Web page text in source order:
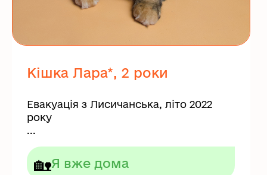
Кішка Лара*, 2 роки
Евакуація з Лисичанська, літо 2022
року
...
🏡Я вже дома